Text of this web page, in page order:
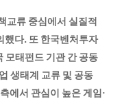
교류 중심에서 실질적
했다. 또 한국벤처투자
모태펀드 기관 간 공동
생태계 교류 및 공동
에서 관심이 높은 게임·